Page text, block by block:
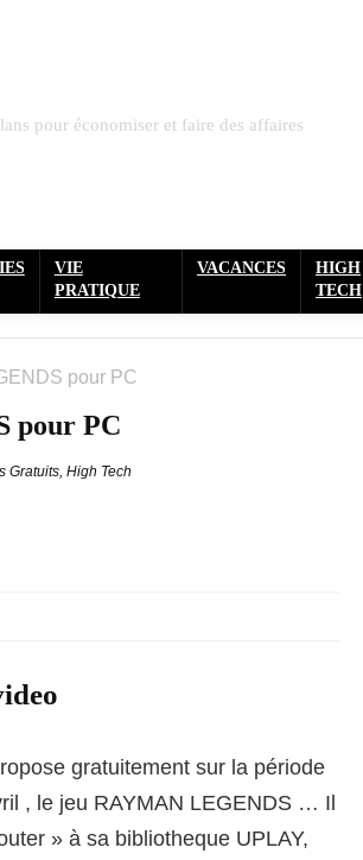
pour économiser et faire des affaires
VIE
PRATIQUE
VACANCES
HIGH
TECH
pour PC
pour PC
Gratuits, High Tech
gratuitement sur la période
, le jeu RAYMAN LEGENDS … Il
» à sa bibliotheque UPLAY,